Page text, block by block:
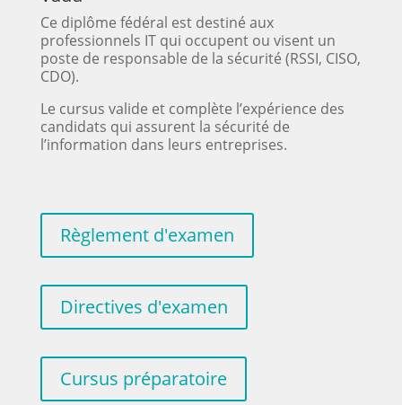
Ce diplôme fédéral est destiné aux
professionnels IT qui occupent ou visent un
poste de responsable de la sécurité (RSSI, CISO,
CDO).
Le cursus valide et complète l’expérience des
candidats qui assurent la sécurité de
l’information dans leurs entreprises.
Règlement d'examen
Directives d'examen
Cursus préparatoire